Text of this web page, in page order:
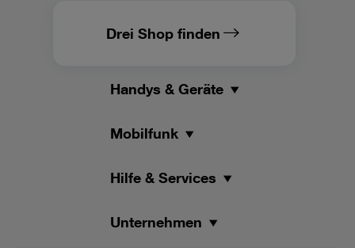
Drei Shop finden
Handys & Geräte
Mobilfunk
Hilfe & Services
Unternehmen